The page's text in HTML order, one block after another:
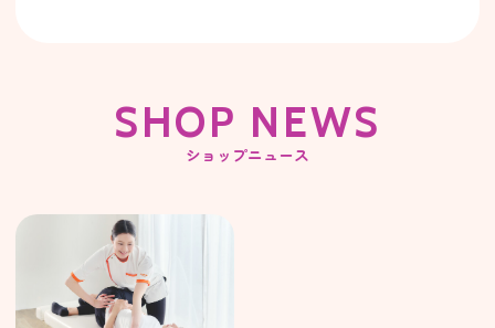
SHOP NEWS
ショップニュース